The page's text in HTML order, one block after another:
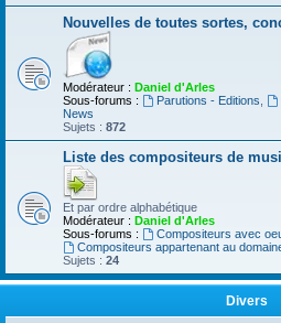
Nouvelles de toutes sortes,
Modérateur : Daniel d'Arles
Sous-forums :
Parutions - Editions
News
Sujets : 872
Liste des compositeurs de
Et par ordre alphabétique
Modérateur : Daniel d'Arles
Sous-forums :
Compositeurs avec
Compositeurs appartenant au
Sujets : 24
Divers